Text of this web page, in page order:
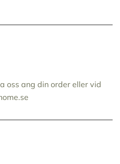
oss ang din order eller vid